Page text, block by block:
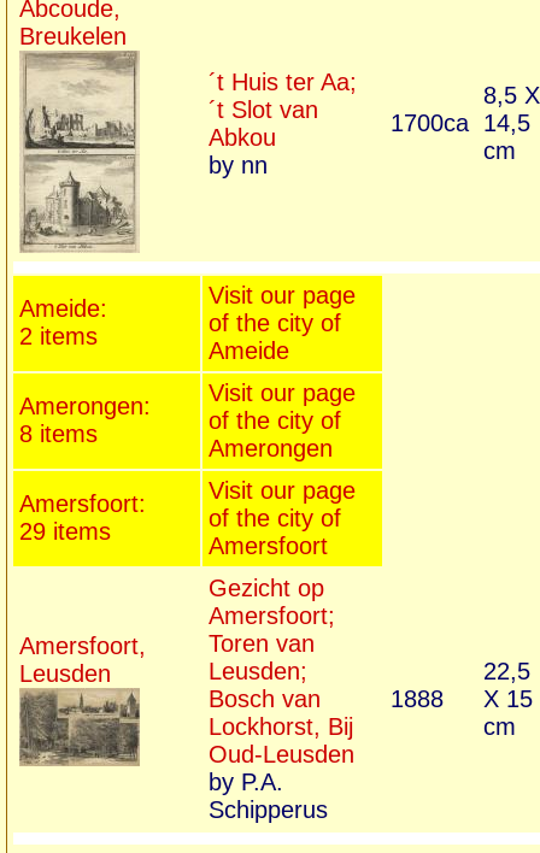
Abcoude,
Breukelen
´t Huis ter Aa;
´t Slot van
Abkou
by nn
1700ca
8,5 X
14,5
cm
Ameide:
2 items
Visit our page
of the city of
Ameide
Amerongen:
8 items
Visit our page
of the city of
Amerongen
Amersfoort:
29 items
Visit our page
of the city of
Amersfoort
Amersfoort,
Leusden
Gezicht op
Amersfoort;
Toren van
Leusden;
Bosch van
Lockhorst, Bij
Oud-Leusden
by P.A.
Schipperus
1888
22,5
X 15
cm